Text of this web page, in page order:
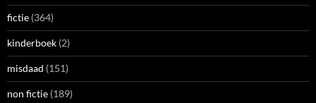
fictie (364)
kinderboek (2)
misdaad (151)
non fictie (189)